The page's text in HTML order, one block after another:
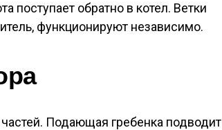
поступает обратно в котел. Ветки
функционируют независимо.
Подающая гребенка подводит